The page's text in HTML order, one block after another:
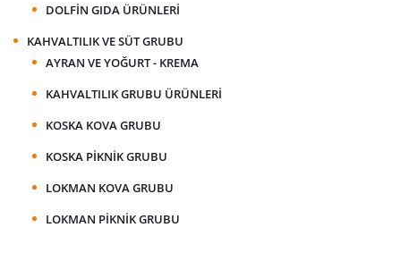
DOLFIN GIDA ÜRÜNLERI
KAHVALTILIK VE SÜT GRUBU
AYRAN VE YOĞURT - KREMA
KAHVALTILIK GRUBU ÜRÜNLERI
KOSKA KOVA GRUBU
KOSKA PIKNIK GRUBU
LOKMAN KOVA GRUBU
LOKMAN PIKNIK GRUBU